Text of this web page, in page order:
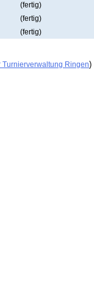
(fertig)
(fertig)
(fertig)
Turnierverwaltung Ringen)